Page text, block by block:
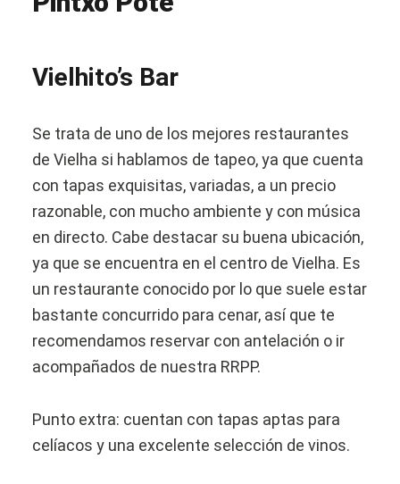
Vielhito’s Bar
Se trata de uno de los mejores restaurantes
de Vielha si hablamos de tapeo, ya que cuenta
con tapas exquisitas, variadas, a un precio
razonable, con mucho ambiente y con música
en directo. Cabe destacar su buena ubicación,
ya que se encuentra en el centro de Vielha. Es
un restaurante conocido por lo que suele estar
bastante concurrido para cenar, así que te
recomendamos reservar con antelación o ir
acompañados de nuestra RRPP.
Punto extra: cuentan con tapas aptas para
celíacos y una excelente selección de vinos.